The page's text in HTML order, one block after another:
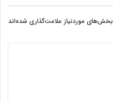
بخش‌های موردنیاز علامت‌گذاری شده‌اند